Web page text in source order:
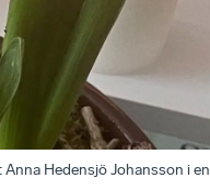
Hedensjö Johansson i en